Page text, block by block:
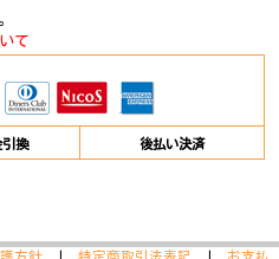
て
引換 後払い決済
方針 特定商取引法表記 お支払